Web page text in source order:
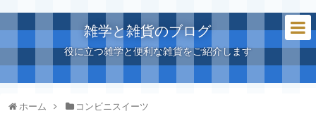
雑学と雑貨のブログ
役に立つ雑学と便利な雑貨をご紹介します
ホーム コンビニスイーツ